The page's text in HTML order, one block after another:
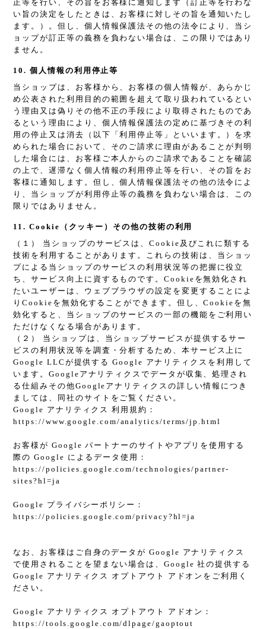
正等を行い、その旨をお客様に通知します（訂正等を行わな
い旨の決定をしたときは、お客様に対しその旨を通知いたし
ます。）。但し、個人情報保護法その他の法令により、当シ
ョップが訂正等の義務を負わない場合は、この限りではあり
ません。
10. 個人情報の利用停止等
当ショップは、お客様から、お客様の個人情報が、あらかじ
め公表された利用目的の範囲を超えて取り扱われているとい
う理由又は偽りその他不正の手段により取得されたものであ
るという理由により、個人情報保護法の定めに基づきその利
用の停止又は消去（以下「利用停止等」といいます。）を求
められた場合において、そのご請求に理由があることが判明
した場合には、お客様ご本人からのご請求であることを確認
の上で、遅滞なく個人情報の利用停止等を行い、その旨をお
客様に通知します。但し、個人情報保護法その他の法令によ
り、当ショップが利用停止等の義務を負わない場合は、この
限りではありません。
11. Cookie（クッキー）その他の技術の利用
（１） 当ショップのサービスは、Cookie及びこれに類する
技術を利用することがあります。これらの技術は、当ショッ
プによる当ショップのサービスの利用状況等の把握に役立
ち、サービス向上に資するものです。Cookieを無効化され
たいユーザーは、ウェブブラウザの設定を変更することによ
りCookieを無効化することができます。但し、Cookieを無
効化すると、当ショップのサービスの一部の機能をご利用い
ただけなくなる場合があります。
（２） 当ショップは、当ショップサービスが提供するサー
ビスの利用状況等を調査・分析するため、本サービス上に
Google LLCが提供する Google アナリティクスを利用して
います。Googleアナリティクスでデータが収集、処理され
る仕組みその他Googleアナリティクスの詳しい情報につき
ましては、同社のサイトをご覧ください。
Google アナリティクス 利用規約：
https://www.google.com/analytics/terms/jp.html
お客様が Google パートナーのサイトやアプリを使用する
際の Google によるデータ使用：
https://policies.google.com/technologies/partner-
sites?hl=ja
Google プライバシーポリシー：
https://policies.google.com/privacy?hl=ja
なお、お客様はご自身のデータが Google アナリティクス
で使用されることを望まない場合は、Google 社の提供する
Google アナリティクス オプトアウト アドオンをご利用く
ださい。
Google アナリティクス オプトアウト アドオン：
https://tools.google.com/dlpage/gaoptout